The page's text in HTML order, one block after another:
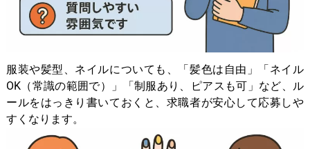
服装や髪型、ネイルについても、「髪色は自由」「ネイル
OK（常識の範囲で）」「制服あり、ピアスも可」など、ル
ールをはっきり書いておくと、求職者が安心して応募しや
すくなります。